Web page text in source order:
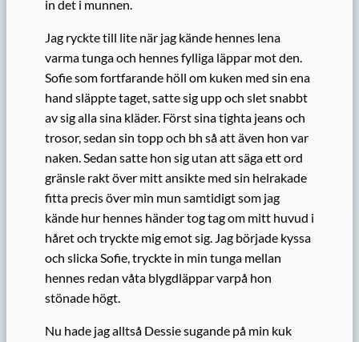
in det i munnen.
Jag ryckte till lite när jag kände hennes lena
varma tunga och hennes fylliga läppar mot den.
Sofie som fortfarande höll om kuken med sin ena
hand släppte taget, satte sig upp och slet snabbt
av sig alla sina kläder. Först sina tighta jeans och
trosor, sedan sin topp och bh så att även hon var
naken. Sedan satte hon sig utan att säga ett ord
gränsle rakt över mitt ansikte med sin helrakade
fitta precis över min mun samtidigt som jag
kände hur hennes händer tog tag om mitt huvud i
håret och tryckte mig emot sig. Jag började kyssa
och slicka Sofie, tryckte in min tunga mellan
hennes redan våta blygdläppar varpå hon
stönade högt.
Nu hade jag alltså Dessie sugande på min kuk